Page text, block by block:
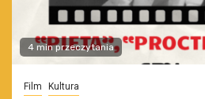
4 min przeczytania
Film Kultura